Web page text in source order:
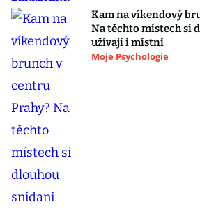
Kam na víkendový
Na těchto místech si
užívají i místní
Moje Psychologie